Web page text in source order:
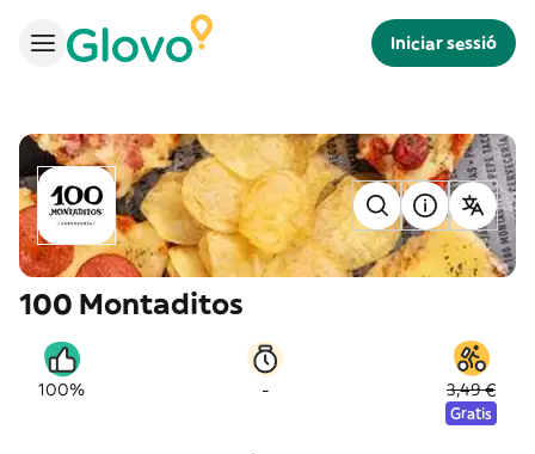
Iniciar sessió
100 Montaditos
100% - 3,49 €
Gratis